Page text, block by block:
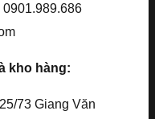
0901.989.686
kho hàng:
73 Giang Văn